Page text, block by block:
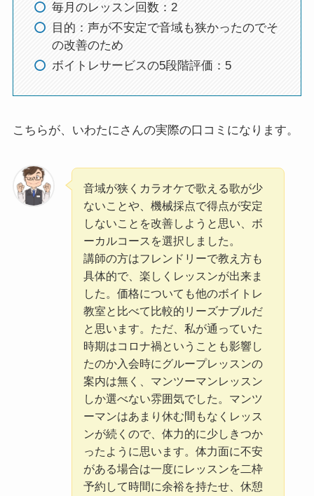
毎月のレッスン回数：2
目的：声が不安定で音域も狭かったのでそ
の改善のため
ボイトレサービスの5段階評価：5
こちらが、いわたにさんの実際の口コミになります。
音域が狭くカラオケで歌える歌が少
ないことや、機械採点で得点が安定
しないことを改善しようと思い、ボ
ーカルコースを選択しました。
講師の方はフレンドリーで教え方も
具体的で、楽しくレッスンが出来ま
した。価格についても他のボイトレ
教室と比べて比較的リーズナブルだ
と思います。ただ、私が通っていた
時期はコロナ禍ということも影響し
たのか入会時にグループレッスンの
案内は無く、マンツーマンレッスン
しか選べない雰囲気でした。マンツ
ーマンはあまり休む間もなくレッス
ンが続くので、体力的に少しきつか
ったように思います。体力面に不安
がある場合は一度にレッスンを二枠
予約して時間に余裕を持たせ、休憩